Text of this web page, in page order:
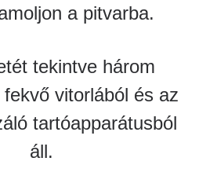
a pitvarba.
tekintve három
vitorlából és az
tartóapparátusból
áll.